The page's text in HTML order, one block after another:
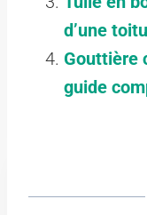
d’une
Gouttière
guide